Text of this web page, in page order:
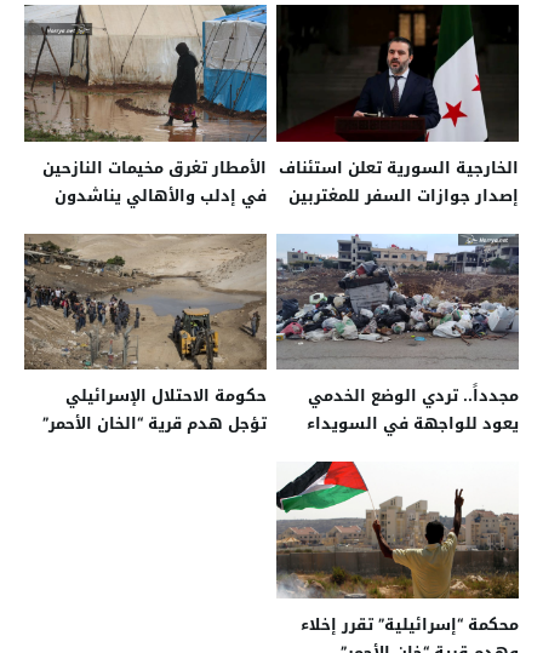
الخارجية السورية تعلن استئناف
إصدار جوازات السفر للمغتربين
الأمطار تغرق مخيمات النازحين
في إدلب والأهالي يناشدون
مجدداً.. تردي الوضع الخدمي
يعود للواجهة في السويداء
حكومة الاحتلال الإسرائيلي
تؤجل هدم قرية “الخان الأحمر”
محكمة “إسرائيلية” تقرر إخلاء